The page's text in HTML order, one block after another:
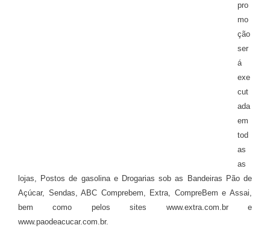
pro
mo
ção
ser
á
exe
cut
ada
em
tod
as
as
lojas, Postos de gasolina e Drogarias sob as Bandeiras Pão de
Açúcar, Sendas, ABC Comprebem, Extra, CompreBem e Assai,
bem como pelos sites www.extra.com.br e
www.paodeacucar.com.br.